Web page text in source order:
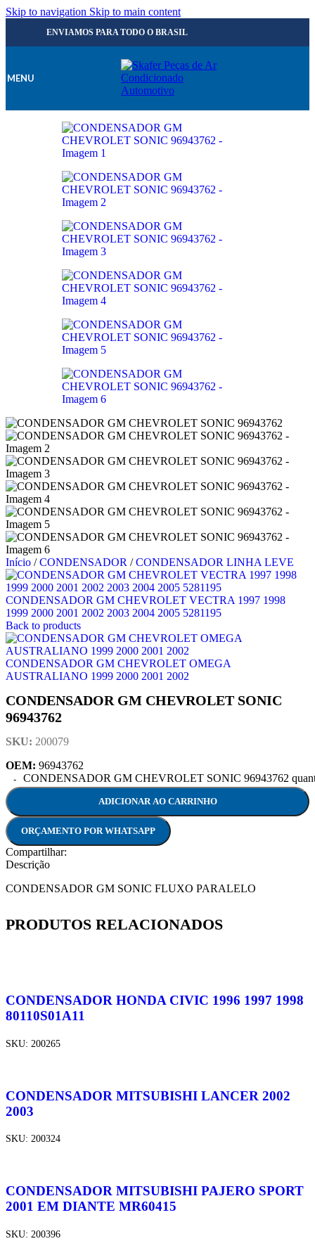
Skip to navigation Skip to main content
ENVIAMOS PARA TODO O BRASIL
MENU
Início / CONDENSADOR / CONDENSADOR LINHA LEVE
CONDENSADOR GM CHEVROLET VECTRA 1997 1998
1999 2000 2001 2002 2003 2004 2005 5281195
Back to products
CONDENSADOR GM CHEVROLET OMEGA
AUSTRALIANO 1999 2000 2001 2002
CONDENSADOR GM CHEVROLET SONIC
96943762
SKU: 200079
OEM: 96943762
CONDENSADOR GM CHEVROLET SONIC 96943762
ADICIONAR AO CARRINHO
ORÇAMENTO POR WHATSAPP
Compartilhar:
Descrição
CONDENSADOR GM SONIC FLUXO PARALELO
PRODUTOS RELACIONADOS
CONDENSADOR HONDA CIVIC 1996 1997 1998
80110S01A11
SKU: 200265
CONDENSADOR MITSUBISHI LANCER 2002
2003
SKU: 200324
CONDENSADOR MITSUBISHI PAJERO SPORT
2001 EM DIANTE MR60415
SKU: 200396